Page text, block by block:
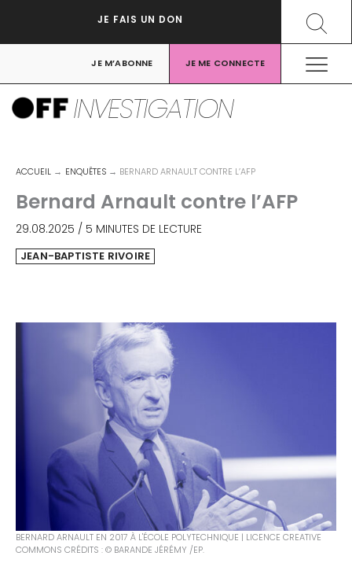
JE FAIS UN DON
JE M’ABONNE JE ME CONNECTE
INVESTIGATION
ACCUEIL ENQUÊTES BERNARD ARNAULT CONTRE L’AFP
Bernard Arnault contre l’AFP
29.08.2025 / 5 MINUTES DE LECTURE
JEAN-BAPTISTE RIVOIRE
BERNARD ARNAULT EN 2017 À L'ÉCOLE POLYTECHNIQUE | LICENCE CREATIVE
COMMONS CRÉDITS : © BARANDE JÉRÉMY /EP.